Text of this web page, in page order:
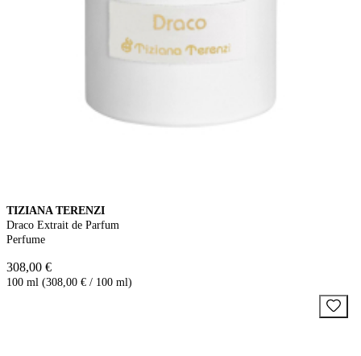
TIZIANA TERENZI
Draco Extrait de Parfum
Perfume
308,00 €
100 ml (308,00 € / 100 ml)